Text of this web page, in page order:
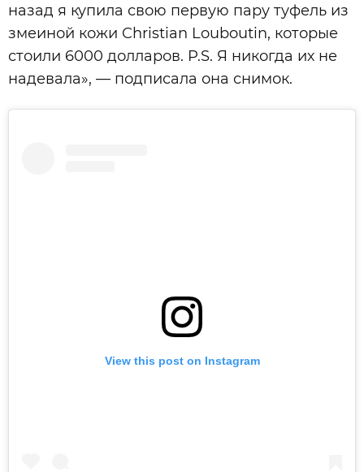
назад я купила свою первую пару туфель из
змеиной кожи Christian Louboutin, которые
стоили 6000 долларов. P.S. Я никогда их не
надевала», — подписала она снимок.
View this post on Instagram